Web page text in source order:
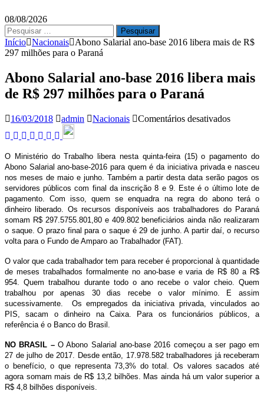
08/08/2026
Pesquisar
por:
Início Nacionais
Abono Salarial ano-base 2016 libera mais de R$
297 milhões para o Paraná
Abono Salarial ano-base 2016 libera mais
de R$ 297 milhões para o Paraná
16/03/2018 admin Nacionais Comentários desativadosem
base
2016
libera
mais
de
R$
297
milhões
Paraná
O Ministério do Trabalho libera nesta quinta-feira (15) o pagamento do
Abono Salarial ano-base-2016 para quem é da iniciativa privada e nasceu
nos meses de maio e junho. Também a partir desta data serão pagos os
servidores públicos com final da inscrição 8 e 9. Este é o último lote de
pagamento. Com isso, quem se enquadra na regra do abono terá o
dinheiro liberado. Os recursos disponíveis aos trabalhadores do Paraná
somam R$ 297.5755.801,80 e 409.802 beneficiários ainda não realizaram
o saque. O prazo final para o saque é 29 de junho. A partir daí, o recurso
volta para o Fundo de Amparo ao Trabalhador (FAT).
O valor que cada trabalhador tem para receber é proporcional à quantidade
de meses trabalhados formalmente no ano-base e varia de R$ 80 a R$
954. Quem trabalhou durante todo o ano recebe o valor cheio. Quem
trabalhou por apenas 30 dias recebe o valor mínimo. E assim
sucessivamente. Os empregados da iniciativa privada, vinculados ao
PIS, sacam o dinheiro na Caixa. Para os funcionários públicos, a
referência é o Banco do Brasil.
NO BRASIL – O Abono Salarial ano-base 2016 começou a ser pago em
27 de julho de 2017. Desde então, 17.978.582 trabalhadores já receberam
o benefício, o que representa 73,3% do total. Os valores sacados até
agora somam mais de R$ 13,2 bilhões. Mas ainda há um valor superior a
R$ 4,8 bilhões disponíveis.